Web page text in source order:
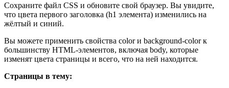
Сохраните файл CSS и обновите свой браузер. Вы увидите,
что цвета первого заголовка (h1 элемента) изменились на
жёлтый и синий.
Вы можете применить свойства color и background-color к
большинству HTML-элементов, включая body, которые
изменят цвета страницы и всего, что на ней находится.
Страницы в тему: